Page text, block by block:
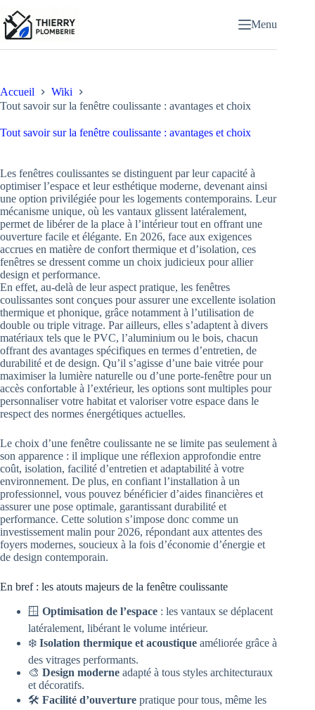
au
contenu
Menu
Accueil
Wiki
Tout savoir sur la fenêtre coulissante : avantages et choix
Tout savoir sur la fenêtre coulissante : avantages et choix
Les fenêtres coulissantes se distinguent par leur capacité à
optimiser l’espace et leur esthétique moderne, devenant ainsi
une option privilégiée pour les logements contemporains. Leur
mécanisme unique, où les vantaux glissent latéralement,
permet de libérer de la place à l’intérieur tout en offrant une
ouverture facile et élégante. En 2026, face aux exigences
accrues en matière de confort thermique et d’isolation, ces
fenêtres se dressent comme un choix judicieux pour allier
design et performance.
En effet, au-delà de leur aspect pratique, les fenêtres
coulissantes sont conçues pour assurer une excellente isolation
thermique et phonique, grâce notamment à l’utilisation de
double ou triple vitrage. Par ailleurs, elles s’adaptent à divers
matériaux tels que le PVC, l’aluminium ou le bois, chacun
offrant des avantages spécifiques en termes d’entretien, de
durabilité et de design. Qu’il s’agisse d’une baie vitrée pour
maximiser la lumière naturelle ou d’une porte-fenêtre pour un
accès confortable à l’extérieur, les options sont multiples pour
personnaliser votre habitat et valoriser votre espace dans le
respect des normes énergétiques actuelles.
Le choix d’une fenêtre coulissante ne se limite pas seulement à
son apparence : il implique une réflexion approfondie entre
coût, isolation, facilité d’entretien et adaptabilité à votre
environnement. De plus, en confiant l’installation à un
professionnel, vous pouvez bénéficier d’aides financières et
assurer une pose optimale, garantissant durabilité et
performance. Cette solution s’impose donc comme un
investissement malin pour 2026, répondant aux attentes des
foyers modernes, soucieux à la fois d’économie d’énergie et
de design contemporain.
En bref : les atouts majeurs de la fenêtre coulissante
🪟 Optimisation de l’espace : les vantaux se déplacent
latéralement, libérant le volume intérieur.
❄️ Isolation thermique et acoustique améliorée grâce à
des vitrages performants.
🎨 Design moderne adapté à tous styles architecturaux
et décoratifs.
🛠️ Facilité d’ouverture pratique pour tous, même les